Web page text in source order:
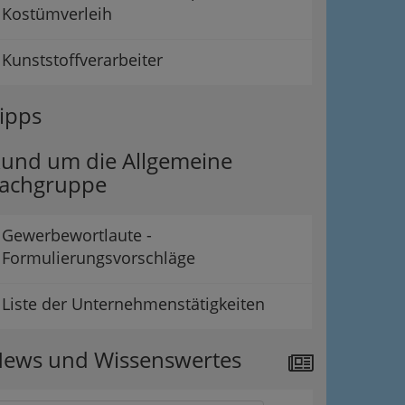
Kostümverleih
Kunststoffverarbeiter
um die Allgemeine
Gewerbewortlaute -
Formulierungsvorschläge
Liste der Unternehmenstätigkeiten
und Wissenswertes